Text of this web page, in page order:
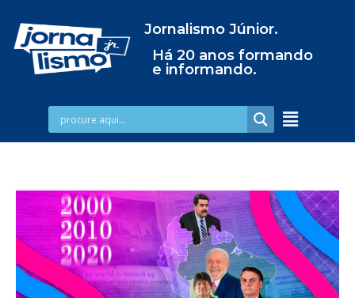
Jornalismo Júnior.
Há 20 anos formando
e informando.